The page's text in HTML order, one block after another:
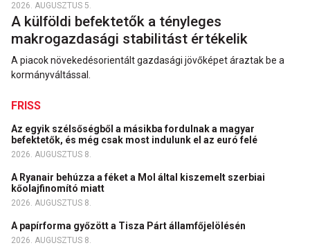
2026. AUGUSZTUS 5.
A külföldi befektetők a tényleges
makrogazdasági stabilitást értékelik
A piacok növekedésorientált gazdasági jövőképet áraztak be a
kormányváltással.
FRISS
Az egyik szélsőségből a másikba fordulnak a magyar
befektetők, és még csak most indulunk el az euró felé
2026. AUGUSZTUS 8.
A Ryanair behúzza a féket a Mol által kiszemelt szerbiai
kőolajfinomító miatt
2026. AUGUSZTUS 8.
A papírforma győzött a Tisza Párt államfőjelölésén
2026. AUGUSZTUS 8.